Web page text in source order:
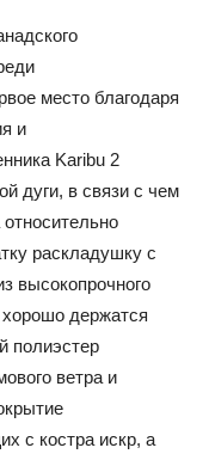
место благодаря
и
Karibu 2
дуги, в связи с чем
раскладушку с
высокопрочного
держатся
полиэстер
ветра и
с костра искр, а